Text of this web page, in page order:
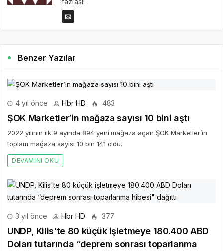
fazlası!
Benzer Yazılar
4 yıl önce Hbr HD 483
ŞOK Marketler’in mağaza sayısı 10 bini aştı
2022 yılının ilk 9 ayında 894 yeni mağaza açan ŞOK Marketler’in
toplam mağaza sayısı 10 bin 141 oldu.
DEVAMINI OKU
3 yıl önce Hbr HD 377
UNDP, Kilis'te 80 küçük işletmeye 180.400 ABD
Doları tutarında “deprem sonrası toparlanma